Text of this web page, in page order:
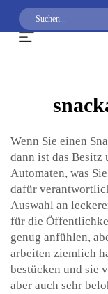
Wenn Sie einen
dann ist das Besitz
Automaten, was
dafür
Auswahl an
für die
genug anfühlen,
arbeiten ziemlich
bestücken und sie
aber auch sehr